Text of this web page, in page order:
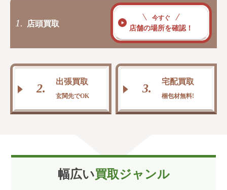
1. 店頭買取
今すぐ
店舗の場所を確認！
2.
出張買取
玄関先でOK
3.
宅配買取
梱包材無料!
幅広い買取ジャンル